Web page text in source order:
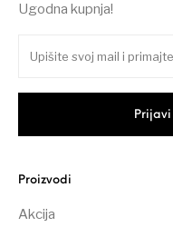
Ugodna kupnja!
Proizvodi
Akcija